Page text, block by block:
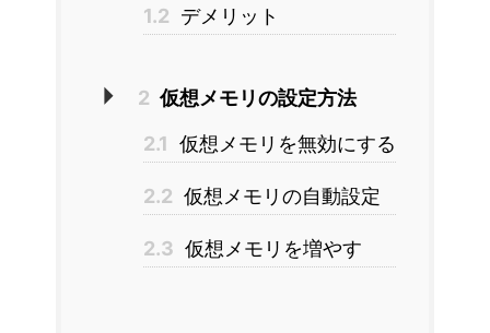
1.2 デメリット
2 仮想メモリの設定方法
2.1 仮想メモリを無効にする
2.2 仮想メモリの自動設定
2.3 仮想メモリを増やす